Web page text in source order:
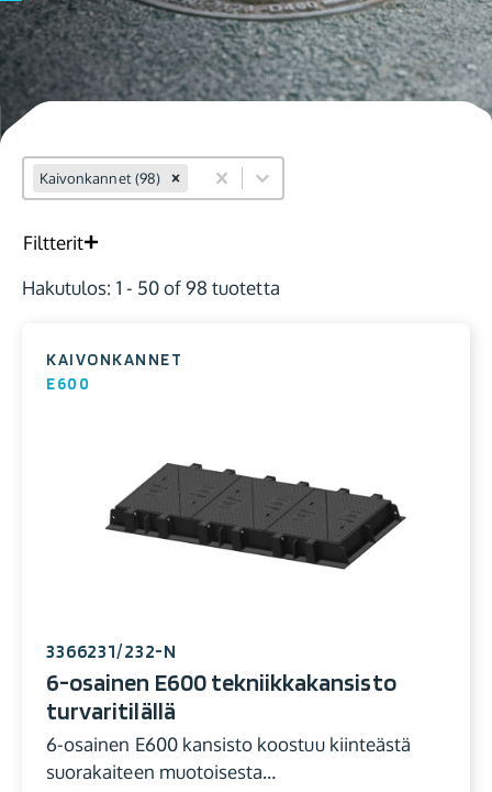
Product range dropdown
Select content
Kaivonkannet (98) Select content
Filtterit
Hakutulos: 1 - 50 of 98 tuotetta
KAIVONKANNET
E600
3366231/232-N
6-osainen E600 tekniikkakansisto
turvaritilällä
6-osainen E600 kansisto koostuu kiinteästä
suorakaiteen muotoisesta…